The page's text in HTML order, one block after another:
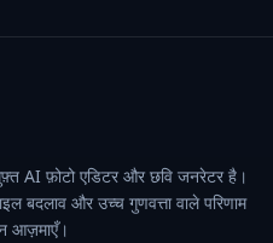
AI फ़ोटो एडिटर और छवि जनरेटर है।
बदलाव और उच्च गुणवत्ता वाले परिणाम
आज़माएँ।